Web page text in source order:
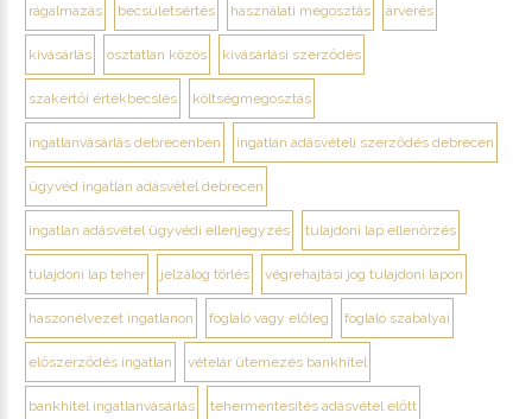
rágalmazás becsületsértés használati megosztás árverés
kivásárlás osztatlan közös kivásárlási szerződés
szakértői értékbecslés költségmegosztás
ingatlanvásárlás debrecenben ingatlan adásvételi szerződés debrecen
ügyvéd ingatlan adásvétel debrecen
ingatlan adásvétel ügyvédi ellenjegyzés tulajdoni lap ellenőrzés
tulajdoni lap teher jelzálog törlés végrehajtási jog tulajdoni lapon
haszonélvezet ingatlanon foglaló vagy előleg foglaló szabályai
előszerződés ingatlan vételár ütemezés bankhitel
bankhitel ingatlanvásárlás tehermentesítés adásvétel előtt